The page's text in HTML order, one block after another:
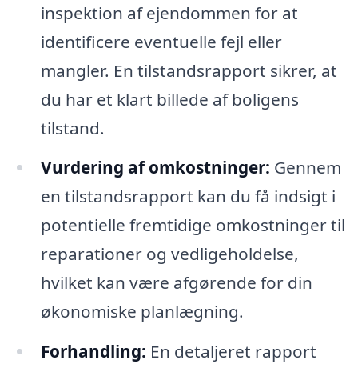
inspektion af ejendommen for at
identificere eventuelle fejl eller
mangler. En tilstandsrapport sikrer, at
du har et klart billede af boligens
tilstand.
Vurdering af omkostninger: Gennem
en tilstandsrapport kan du få indsigt i
potentielle fremtidige omkostninger til
reparationer og vedligeholdelse,
hvilket kan være afgørende for din
økonomiske planlægning.
Forhandling: En detaljeret rapport